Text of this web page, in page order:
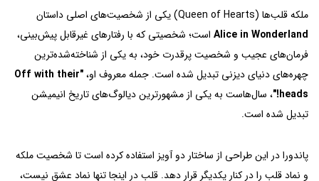
ملکه قلب‌ها (Queen of Hearts) یکی از شخصیت‌های اصلی داستان
Alice in Wonderland است؛ شخصیتی که با رفتارهای غیرقابل پیش‌بینی،
فرمان‌های عجیب و شخصیت پرقدرت خود، به یکی از شناخته‌شده‌ترین
چهره‌های دنیای دیزنی تبدیل شده است. جمله معروف او، "Off with their
heads!" ، سال‌هاست به یکی از مشهورترین دیالوگ‌های تاریخ انیمیشن
تبدیل شده است.
پاندورا در این طراحی از ساختار دو آویز استفاده کرده است تا شخصیت ملکه
و نماد قلب را در کنار یکدیگر قرار دهد. قلب در اینجا تنها نماد عشق نیست،